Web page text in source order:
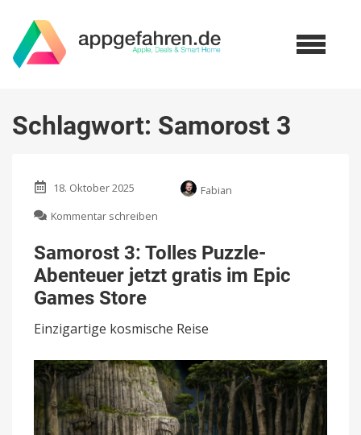
Schlagwort: Samorost 3
18. Oktober 2025
Fabian
Kommentar schreiben
3:
Tolles
Puzzle-
gratis
im
Games
Store
Samorost 3: Tolles Puzzle-
Abenteuer jetzt gratis im Epic
Games Store
Einzigartige kosmische Reise